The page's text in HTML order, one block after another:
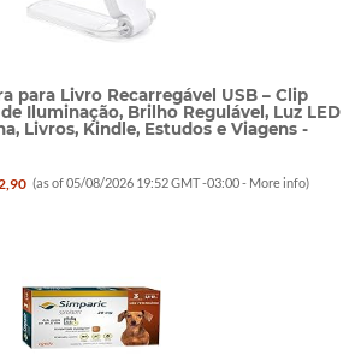
para Livro Recarregável USB – Clip
Iluminação, Brilho Regulável, Luz LED
Livros, Kindle, Estudos e Viagens -
(as of 05/08/2026 19:52 GMT -03:00 - More info)